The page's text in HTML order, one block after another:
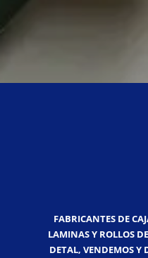
FABRICANTES DE
LAMINAS Y ROLLOS
DETAL, VENDEMOS Y